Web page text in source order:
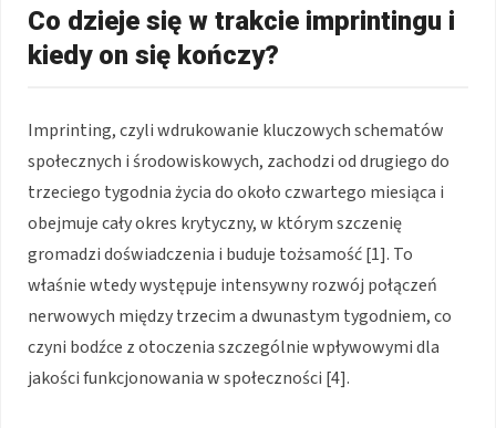
Co dzieje się w trakcie imprintingu i
kiedy on się kończy?
Imprinting, czyli wdrukowanie kluczowych schematów
społecznych i środowiskowych, zachodzi od drugiego do
trzeciego tygodnia życia do około czwartego miesiąca i
obejmuje cały okres krytyczny, w którym szczenię
gromadzi doświadczenia i buduje tożsamość [1]. To
właśnie wtedy występuje intensywny rozwój połączeń
nerwowych między trzecim a dwunastym tygodniem, co
czyni bodźce z otoczenia szczególnie wpływowymi dla
jakości funkcjonowania w społeczności [4].